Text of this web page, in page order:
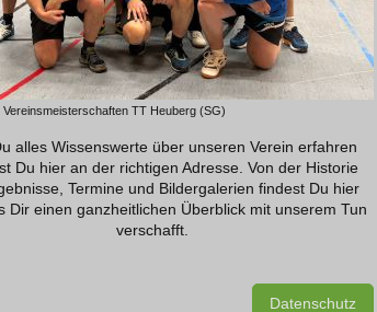
TT Heuberg (SG)
alles Wissenswerte über unseren Verein erfahren
Du hier an der richtigen Adresse. Von der Historie
Termine und Bildergalerien findest Du hier
Dir einen ganzheitlichen Überblick mit unserem Tun
verschafft.
Datenschutz